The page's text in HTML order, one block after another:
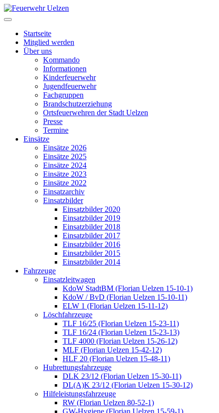
Startseite
Mitglied werden
Über uns
Kommando
Informationen
Kinderfeuerwehr
Jugendfeuerwehr
Fachgruppen
Brandschutzerziehung
Ortsfeuerwehren der Stadt Uelzen
Presse
Termine
Einsätze
Einsätze 2026
Einsätze 2025
Einsätze 2024
Einsätze 2023
Einsätze 2022
Einsatzarchiv
Einsatzbilder
Einsatzbilder 2020
Einsatzbilder 2019
Einsatzbilder 2018
Einsatzbilder 2017
Einsatzbilder 2016
Einsatzbilder 2015
Einsatzbilder 2014
Fahrzeuge
Einsatzleitwagen
KdoW StadtBM (Florian Uelzen 15-10-1)
KdoW / BvD (Florian Uelzen 15-10-11)
ELW 1 (Florian Uelzen 15-11-12)
Löschfahrzeuge
TLF 16/25 (Florian Uelzen 15-23-11)
TLF 16/24 (Florian Uelzen 15-23-13)
TLF 4000 (Florian Uelzen 15-26-12)
MLF (Florian Uelzen 15-42-12)
HLF 20 (Florian Uelzen 15-48-11)
Hubrettungsfahrzeuge
DLK 23/12 (Florian Uelzen 15-30-11)
DL(A)K 23/12 (Florian Uelzen 15-30-12)
Hilfeleistungsfahrzeuge
RW (Florian Uelzen 80-52-1)
GW-Hygiene (Florian Uelzen 15-59-1)